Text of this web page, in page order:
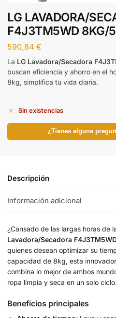
LG LAVADORA/
F4J3TM5WD 8KG/
590,84 €
La LG Lavadora/Secadora
buscan eficiencia y ahorro en el
8kg, simplifica tu vida diaria.
Sin existencias
¿Tienes alguna
Descripción
Información adicional
¿Cansado de las largas horas de
Lavadora/Secadora
quienes desean optimizar su
capacidad de 8kg, esta
combina lo mejor de ambos
ropa limpia y seca en un solo ciclo.
Beneficios principales